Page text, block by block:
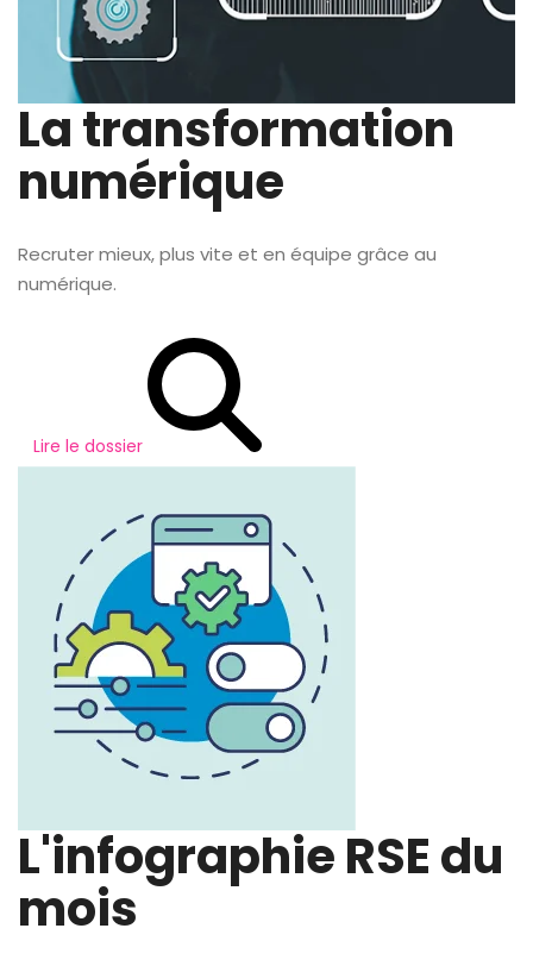
La transformation
numérique
Recruter mieux, plus vite et en équipe grâce au
numérique.
Lire le dossier
L'infographie RSE du
mois